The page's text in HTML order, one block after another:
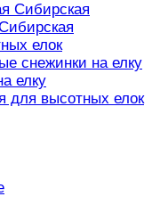
Сибирская
елок
снежинки на елку
елку
для высотных елок